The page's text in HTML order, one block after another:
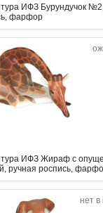
ИФЗ Бурундучок
фарфор
ИФЗ Жираф с
ручная роспись,
нет в